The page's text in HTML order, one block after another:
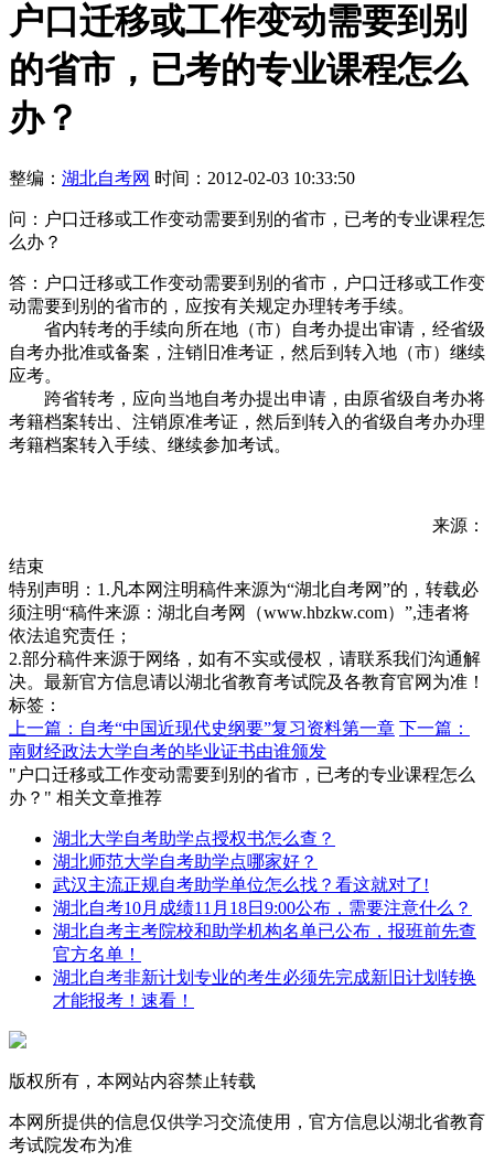
户口迁移或工作变动需要到别
的省市，已考的专业课程怎么
办？
整编： 湖北自考网 时间：2012-02-03 10:33:50
问：户口迁移或工作变动需要到别的省市，已考的专业课程怎
么办？
答：户口迁移或工作变动需要到别的省市，户口迁移或工作变
动需要到别的省市的，应按有关规定办理转考手续。
省内转考的手续向所在地（市）自考办提出审请，经省级
自考办批准或备案，注销旧准考证，然后到转入地（市）继续
应考。
跨省转考，应向当地自考办提出申请，由原省级自考办将
考籍档案转出、注销原准考证，然后到转入的省级自考办办理
考籍档案转入手续、继续参加考试。
来源：
结束
特别声明：1.凡本网注明稿件来源为“湖北自考网”的，转载必
须注明“稿件来源：湖北自考网（www.hbzkw.com）”,违者将
依法追究责任；
2.部分稿件来源于网络，如有不实或侵权，请联系我们沟通解
决。最新官方信息请以湖北省教育考试院及各教育官网为准！
标签：
上一篇：自考“中国近现代史纲要”复习资料第一章 下一篇：
南财经政法大学自考的毕业证书由谁颁发
"户口迁移或工作变动需要到别的省市，已考的专业课程怎么
办？" 相关文章推荐
湖北大学自考助学点授权书怎么查？
湖北师范大学自考助学点哪家好？
武汉主流正规自考助学单位怎么找？看这就对了!
湖北自考10月成绩11月18日9:00公布，需要注意什么？
湖北自考主考院校和助学机构名单已公布，报班前先查
官方名单！
湖北自考非新计划专业的考生必须先完成新旧计划转换
才能报考！速看！
版权所有，本网站内容禁止转载
本网所提供的信息仅供学习交流使用，官方信息以湖北省教育
考试院发布为准